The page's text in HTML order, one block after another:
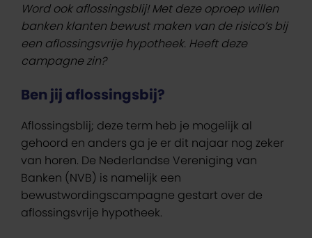
Word ook aflossingsblij! Met deze oproep willen
banken klanten bewust maken van de risico’s bij
een aflossingsvrije hypotheek. Heeft deze
campagne zin?
Ben jij aflossingsbij?
Aflossingsblij; deze term heb je mogelijk al
gehoord en anders ga je er dit najaar nog zeker
van horen. De Nederlandse Vereniging van
Banken (NVB) is namelijk een
bewustwordingscampagne gestart over de
aflossingsvrije hypotheek.